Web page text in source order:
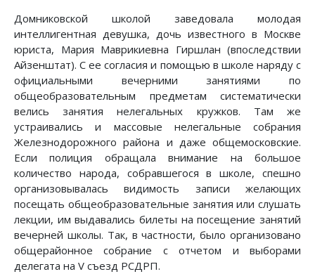
Домниковской школой заведовала молодая
интеллигентная девушка, дочь известного в Москве
юриста, Мария Маврикиевна Гиршлан (впоследствии
Айзенштат). С ее согласия и помощью в школе наряду с
официальными вечерними занятиями по
общеобразовательным предметам систематически
велись занятия нелегальных кружков. Там же
устраивались и массовые нелегальные собрания
Железнодорожного района и даже общемосковские.
Если полиция обращала внимание на большое
количество народа, собравшегося в школе, спешно
организовывалась видимость записи желающих
посещать общеобразовательные занятия или слушать
лекции, им выдавались билеты на посещение занятий
вечерней школы. Так, в частности, было организовано
общерайонное собрание с отчетом и выборами
делегата на V съезд РСДРП.